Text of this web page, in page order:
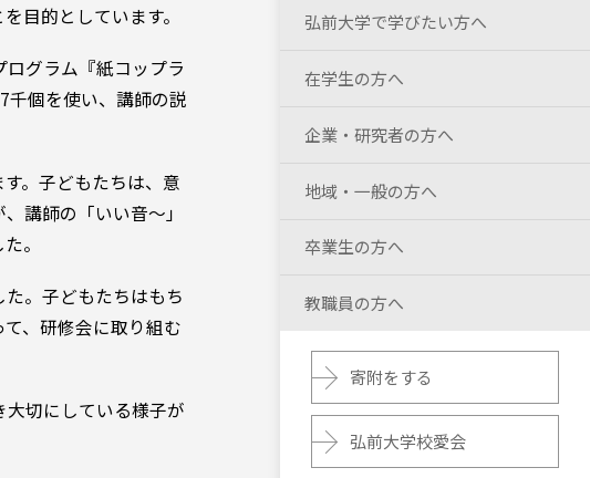
目的としています。
グラム『紙コップラ
千個を使い、講師の説
。子どもたちは、意
講師の「いい音～」
。
。子どもたちはもち
、研修会に取り組む
切にしている様子が
弘前大学で学びたい方へ
在学生の方へ
企業・研究者の方へ
地域・一般の方へ
卒業生の方へ
教職員の方へ
寄附をする
弘前大学校愛会